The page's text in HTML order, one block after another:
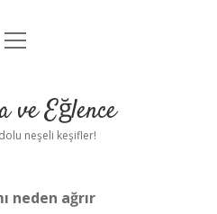
Uyarı
menüyü
ve Eğlence
neşeli keşifler!
neden ağrır